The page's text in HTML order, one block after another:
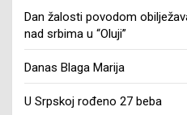
Dan žalosti povodom
nad srbima u “Oluji”
Danas Blaga Marija
U Srpskoj rođeno 27 beba